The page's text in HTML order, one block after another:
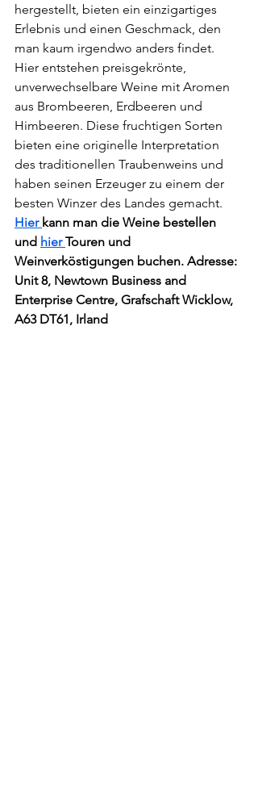
hergestellt, bieten ein einzigartiges
Erlebnis und einen Geschmack, den
man kaum irgendwo anders findet.
Hier entstehen preisgekrönte,
unverwechselbare Weine mit Aromen
aus Brombeeren, Erdbeeren und
Himbeeren. Diese fruchtigen Sorten
bieten eine originelle Interpretation
des traditionellen Traubenweins und
haben seinen Erzeuger zu einem der
besten Winzer des Landes gemacht.
Hier kann man die Weine bestellen
und hier Touren und
Weinverköstigungen buchen. Adresse:
Unit 8, Newtown Business and
Enterprise Centre, Grafschaft Wicklow,
A63 DT61, Irland